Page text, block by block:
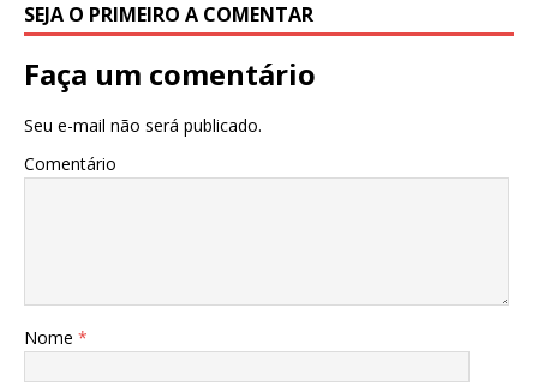
SEJA O PRIMEIRO A COMENTAR
Faça um comentário
Seu e-mail não será publicado.
Comentário
Nome *